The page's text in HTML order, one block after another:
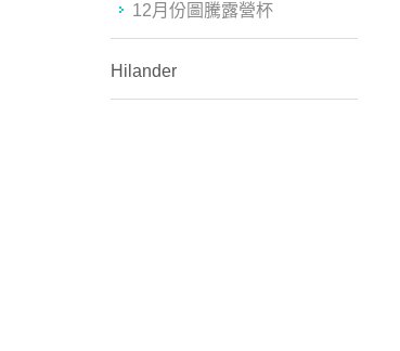
12月份圖騰露營杯
Hilander